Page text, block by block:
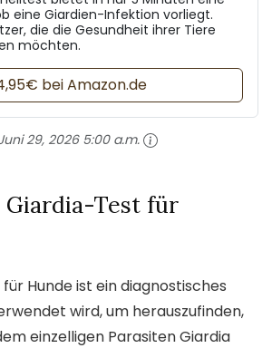
eine Giardien-Infektion vorliegt.
die die Gesundheit ihrer Tiere
möchten.
bei Amazon.de
29, 2026 5:00 a.m.
Giardia-Test für
Hunde ist ein diagnostisches
wird, um herauszufinden,
einzelligen Parasiten Giardia